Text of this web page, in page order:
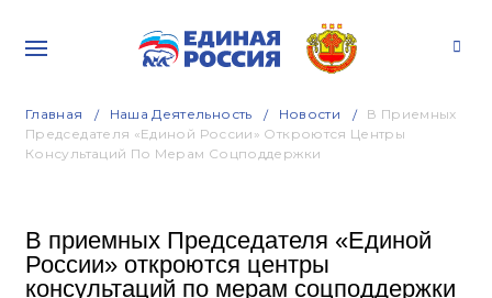
Главная Наша Деятельность Новости
В Приемных
Председателя «Единой России» Откроются Центры
Консультаций По Мерам Соцподдержки
В приемных Председателя «Единой
России» откроются центры
консультаций по мерам соцподдержки